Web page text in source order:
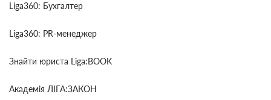
Liga360: Бухгалтер
Liga360: PR-менеджер
Знайти юриста Liga:BOOK
Академія ЛІГА:ЗАКОН